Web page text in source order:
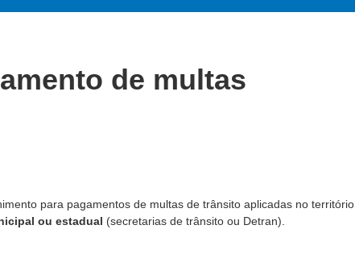
de multas
para pagamentos de multas de trânsito aplicadas no território
ou estadual (secretarias de trânsito ou Detran).